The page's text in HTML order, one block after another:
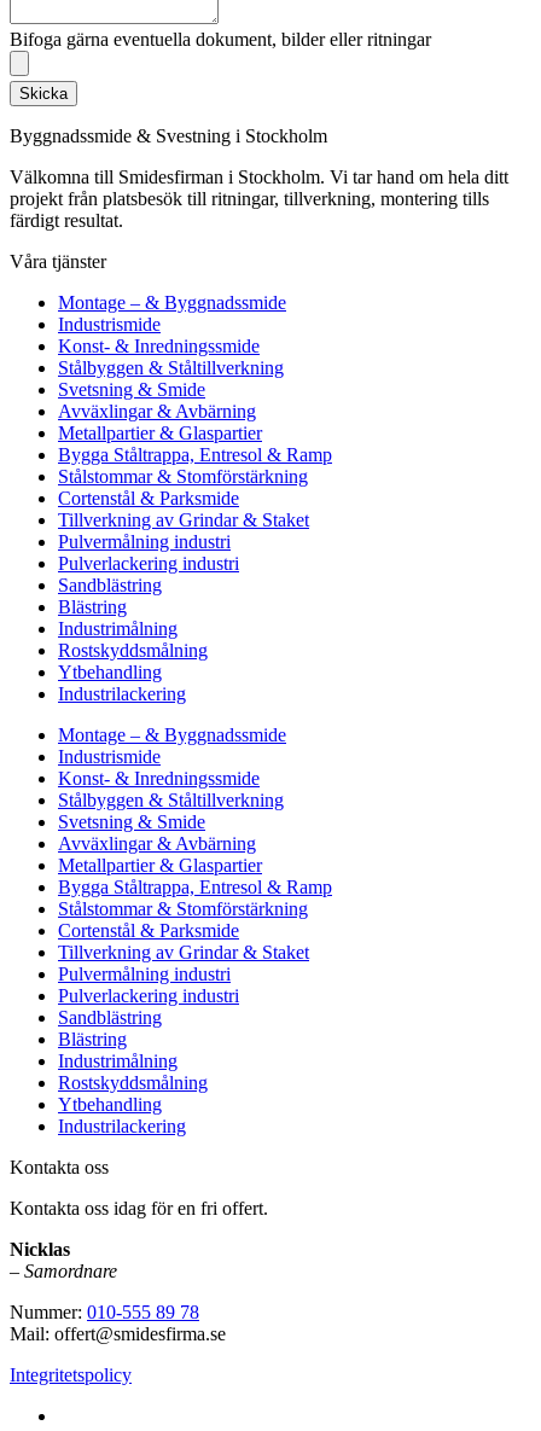
Bifoga gärna eventuella dokument, bilder eller ritningar
Skicka
Byggnadssmide & Svestning i Stockholm
Välkomna till Smidesfirman i Stockholm. Vi tar hand om hela ditt
projekt från platsbesök till ritningar, tillverkning, montering tills
färdigt resultat.
Våra tjänster
Montage – & Byggnadssmide
Industrismide
Konst- & Inredningssmide
Stålbyggen & Ståltillverkning
Svetsning & Smide
Avväxlingar & Avbärning
Metallpartier & Glaspartier
Bygga Ståltrappa, Entresol & Ramp
Stålstommar & Stomförstärkning
Cortenstål & Parksmide
Tillverkning av Grindar & Staket
Pulvermålning industri
Pulverlackering industri
Sandblästring
Blästring
Industrimålning
Rostskyddsmålning
Ytbehandling
Industrilackering
Montage – & Byggnadssmide
Industrismide
Konst- & Inredningssmide
Stålbyggen & Ståltillverkning
Svetsning & Smide
Avväxlingar & Avbärning
Metallpartier & Glaspartier
Bygga Ståltrappa, Entresol & Ramp
Stålstommar & Stomförstärkning
Cortenstål & Parksmide
Tillverkning av Grindar & Staket
Pulvermålning industri
Pulverlackering industri
Sandblästring
Blästring
Industrimålning
Rostskyddsmålning
Ytbehandling
Industrilackering
Kontakta oss
Kontakta oss idag för en fri offert.
Nicklas
– Samordnare
Nummer: 010-555 89 78
Mail: offert@smidesfirma.se
Integritetspolicy